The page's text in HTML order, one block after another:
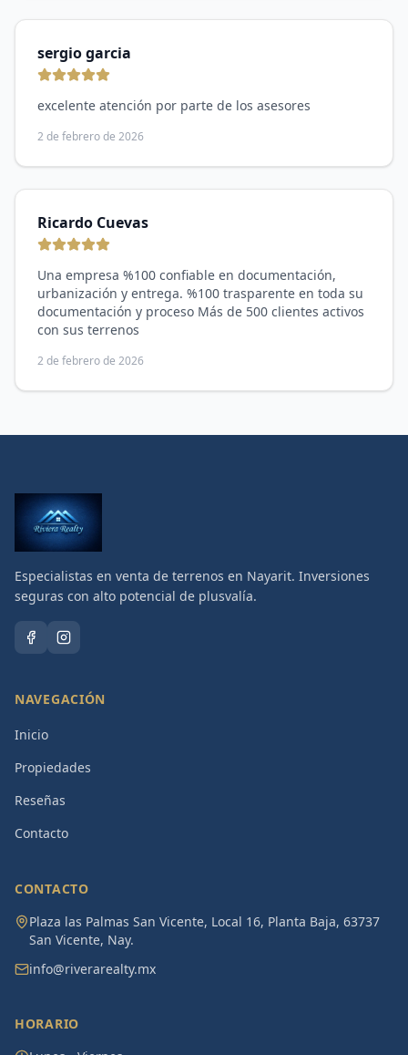
sergio garcia
excelente atención por parte de los asesores
2 de febrero de 2026
Ricardo Cuevas
Una empresa %100 confiable en documentación,
urbanización y entrega. %100 trasparente en toda su
documentación y proceso Más de 500 clientes activos
con sus terrenos
2 de febrero de 2026
Especialistas en venta de terrenos en Nayarit. Inversiones
seguras con alto potencial de plusvalía.
NAVEGACIÓN
Inicio
Propiedades
Reseñas
Contacto
CONTACTO
Plaza las Palmas San Vicente, Local 16, Planta Baja, 63737
San Vicente, Nay.
info@riverarealty.mx
HORARIO